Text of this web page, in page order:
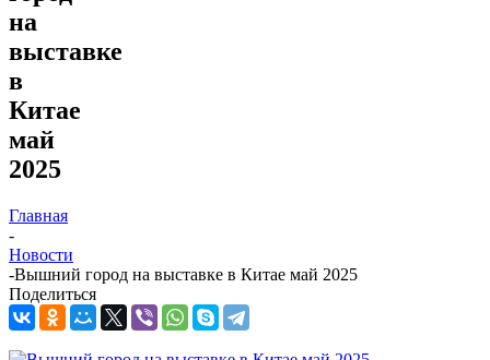
на
выставке
в
Китае
май
2025
Главная
-
Новости
-Вышний город на выставке в Китае май 2025
Поделиться